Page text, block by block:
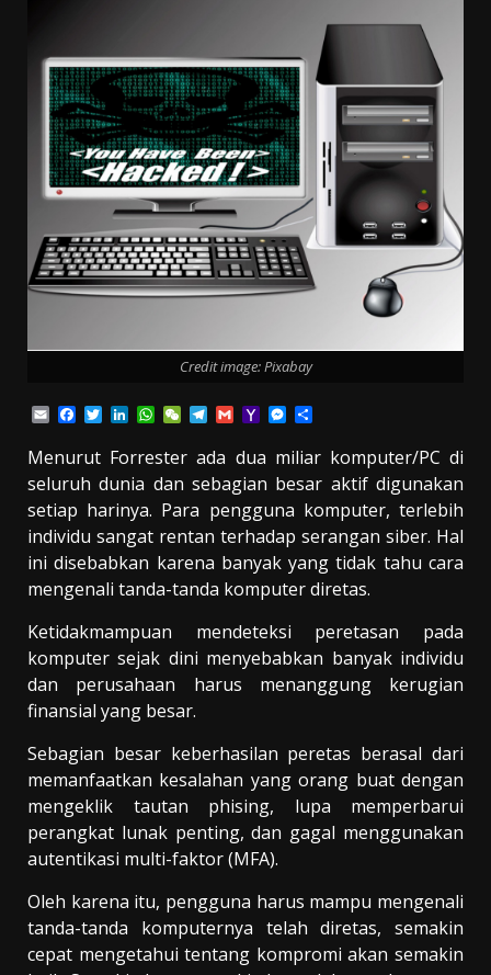
Credit image: Pixabay
EmailFacebook
TwitterLinkedIn
WhatsApp
WeChatTelegram
GmailYahooMessenger
Menurut Forrester ada dua miliar komputer/PC di
seluruh dunia dan sebagian besar aktif digunakan
setiap harinya. Para pengguna komputer, terlebih
individu sangat rentan terhadap serangan siber. Hal
ini disebabkan karena banyak yang tidak tahu cara
mengenali tanda-tanda komputer diretas.
Ketidakmampuan mendeteksi peretasan pada
komputer sejak dini menyebabkan banyak individu
dan perusahaan harus menanggung kerugian
finansial yang besar.
Sebagian besar keberhasilan peretas berasal dari
memanfaatkan kesalahan yang orang buat dengan
mengeklik tautan phising, lupa memperbarui
perangkat lunak penting, dan gagal menggunakan
autentikasi multi-faktor (MFA).
Oleh karena itu, pengguna harus mampu mengenali
tanda-tanda komputernya telah diretas, semakin
cepat mengetahui tentang kompromi akan semakin